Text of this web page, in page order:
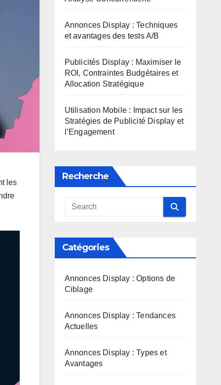
les
Annonces Display : Techniques
et avantages des tests A/B
Publicités Display : Maximiser le
ROI, Contraintes Budgétaires et
Allocation Stratégique
Utilisation Mobile : Impact sur les
Stratégies de Publicité Display et
l’Engagement
Recherche
Catégories
Annonces Display : Options de
Ciblage
Annonces Display : Tendances
Actuelles
Annonces Display : Types et
Avantages